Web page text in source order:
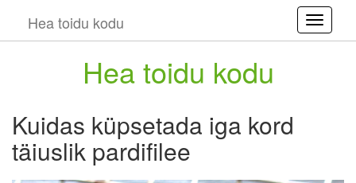
Hea toidu kodu
Hea toidu kodu
Kuidas küpsetada iga kord
täiuslik pardifilee